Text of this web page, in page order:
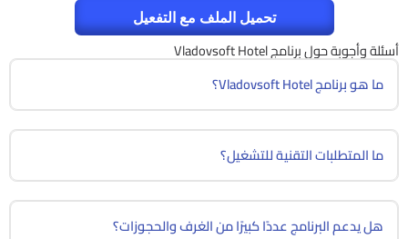
تحميل الملف مع التفعيل
أسئلة وأجوبة حول برنامج Vladovsoft Hotel
ما هو برنامج Vladovsoft Hotel؟
ما المتطلبات التقنية للتشغيل؟
هل يدعم البرنامج عددًا كبيرًا من الغرف والحجوزات؟